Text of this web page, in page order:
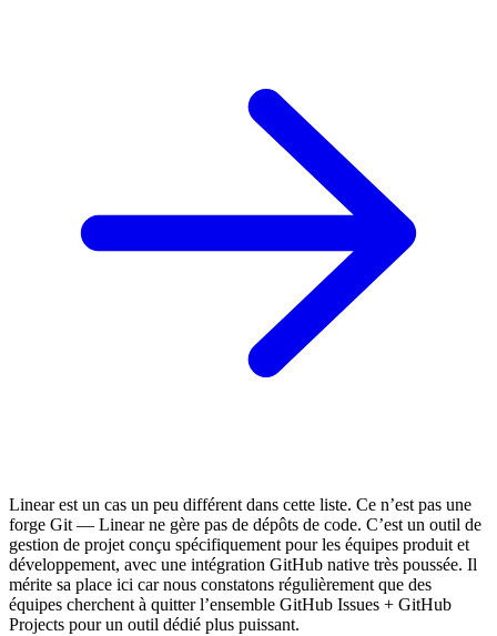
Linear est un cas un peu différent dans cette liste. Ce n’est pas une
forge Git — Linear ne gère pas de dépôts de code. C’est un outil de
gestion de projet conçu spécifiquement pour les équipes produit et
développement, avec une intégration GitHub native très poussée. Il
mérite sa place ici car nous constatons régulièrement que des
équipes cherchent à quitter l’ensemble GitHub Issues + GitHub
Projects pour un outil dédié plus puissant.